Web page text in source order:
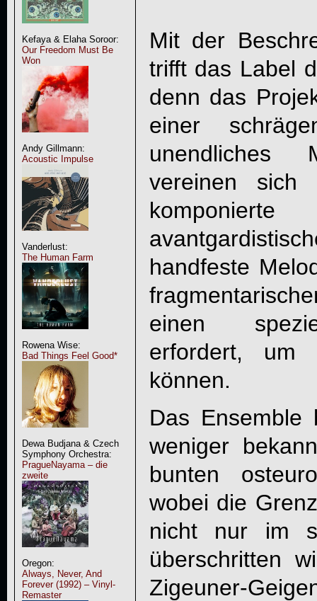
Kefaya & Elaha Soroor:
Our Freedom Must Be
Won
Andy Gillmann:
Acoustic Impulse
Vanderlust:
The Human Farm
Rowena Wise:
Bad Things Feel Good*
Dewa Budjana & Czech
Symphony Orchestra:
PragueNayama – die
zweite
Oregon:
Always, Never, And
Forever (1992) – Vinyl-
Remaster
Mit der
trifft das Label
denn das
einer
unendliches
vereinen
handfeste
einen
erfordert, um
können.
Das Ensemble
weniger
bunten
wobei die
nicht nur im
überschritten
Zigeuner-